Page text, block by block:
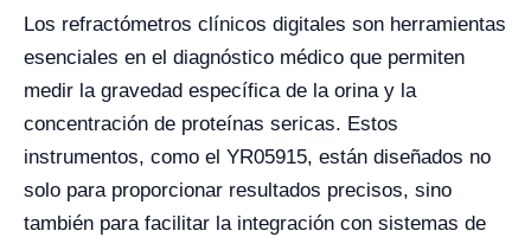
Los refractómetros clínicos digitales son herramientas
esenciales en el diagnóstico médico que permiten
medir la gravedad específica de la orina y la
concentración de proteínas sericas. Estos
instrumentos, como el YR05915, están diseñados no
solo para proporcionar resultados precisos, sino
también para facilitar la integración con sistemas de